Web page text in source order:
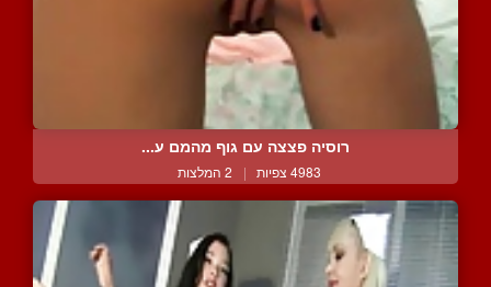
רוסיה פצצה עם גוף מהמם ע...
4983 צפיות | 2 המלצות